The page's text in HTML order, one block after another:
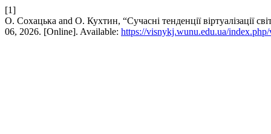
[1]
О. Сохацька and О. Кухтин, “Сучасні тенденції віртуалізації
06, 2026. [Online]. Available: https://visnykj.wunu.edu.ua/